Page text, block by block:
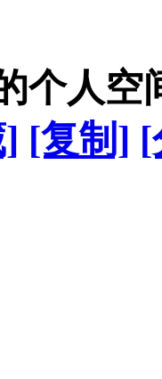
个人空
[复制] [